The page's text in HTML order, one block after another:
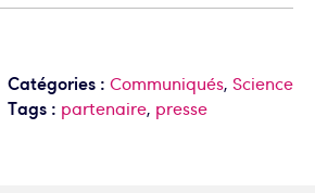
Catégories : Communiqués, Science
Tags : partenaire, presse